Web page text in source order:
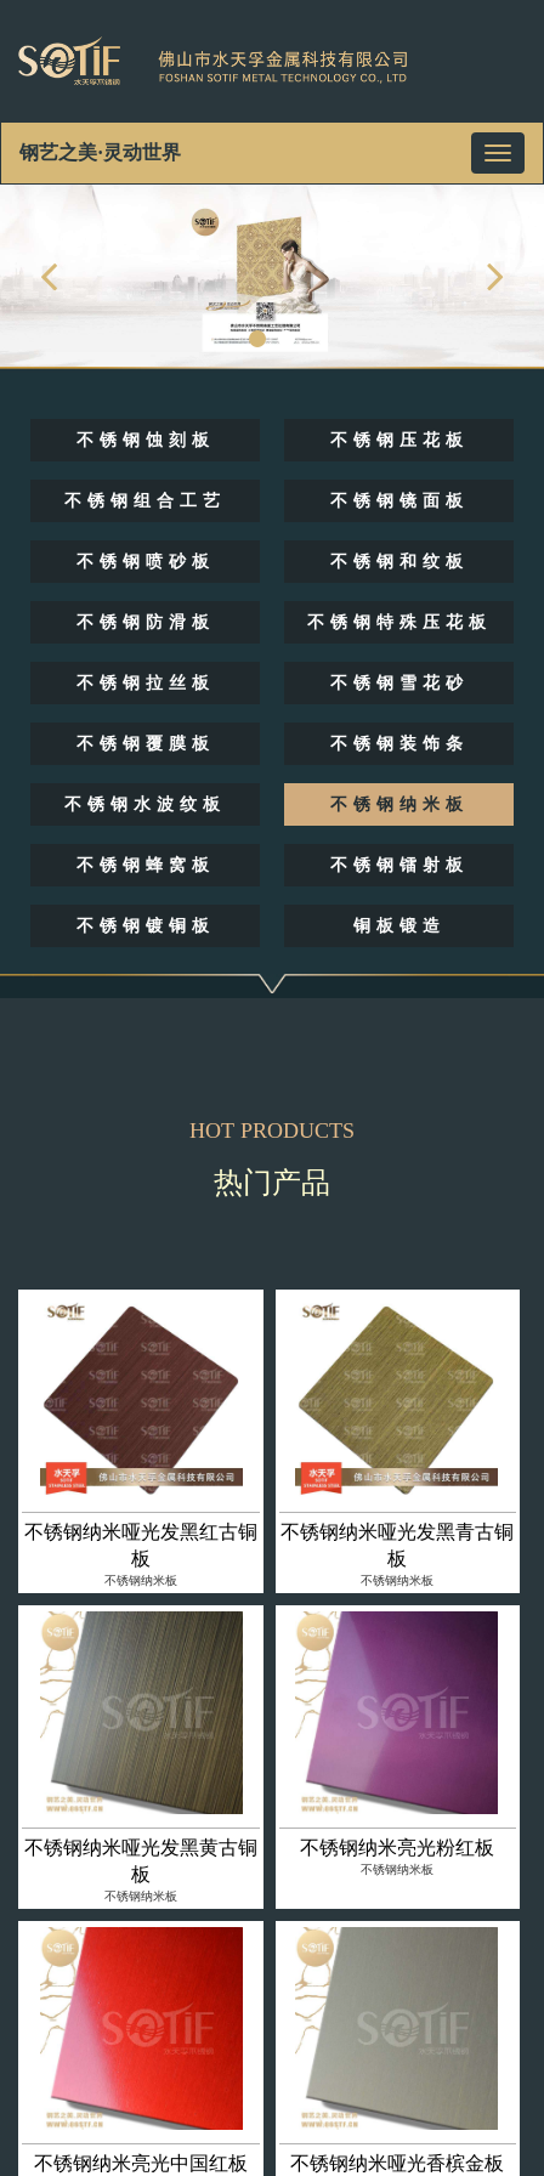
钢艺之美·灵动世界
不锈钢蚀刻板 不锈钢压花板
不锈钢组合工艺 不锈钢镜面板
不锈钢喷砂板 不锈钢和纹板
不锈钢防滑板 不锈钢特殊压花板
不锈钢拉丝板 不锈钢雪花砂
不锈钢覆膜板 不锈钢装饰条
不锈钢水波纹板 不锈钢纳米板
不锈钢蜂窝板 不锈钢镭射板
不锈钢镀铜板 铜板锻造
HOT PRODUCTS
热门产品
不锈钢纳米哑光发黑红古铜
板
不锈钢纳米板
不锈钢纳米哑光发黑青古铜
板
不锈钢纳米板
不锈钢纳米哑光发黑黄古铜
板
不锈钢纳米板
不锈钢纳米亮光粉红板
不锈钢纳米板
不锈钢纳米亮光中国红板 不锈钢纳米哑光香槟金板